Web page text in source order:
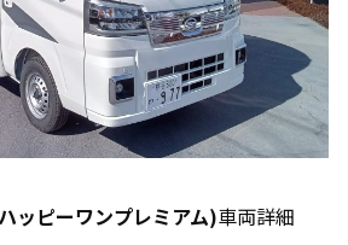
ハッピーワンプレミアム)車両詳細